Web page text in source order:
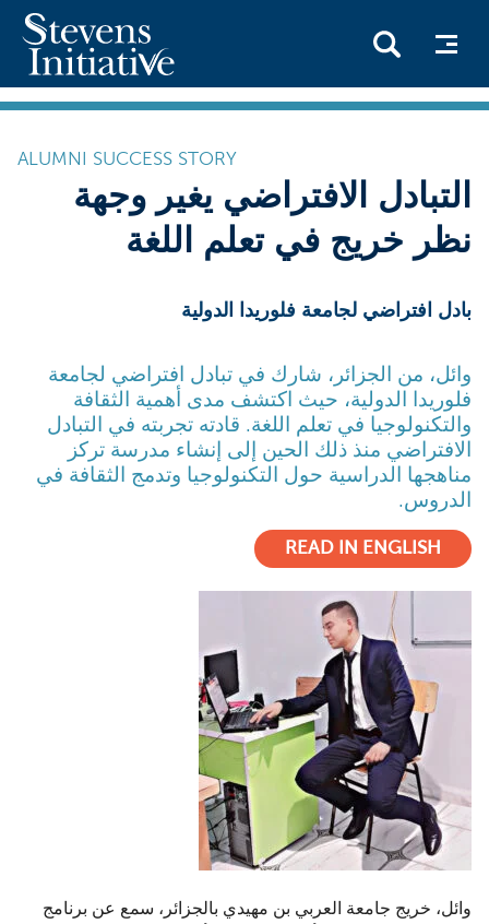
main
content
ALUMNI SUCCESS STORY
التبادل الافتراضي يغير وجهة
نظر خريج في تعلم اللغة
بادل افتراضي لجامعة فلوريدا الدولية
وائل، من الجزائر، شارك في تبادل افتراضي لجامعة
فلوريدا الدولية، حيث اكتشف مدى أهمية الثقافة
والتكنولوجيا في تعلم اللغة. قادته تجربته في التبادل
الافتراضي منذ ذلك الحين إلى إنشاء مدرسة تركز
مناهجها الدراسية حول التكنولوجيا وتدمج الثقافة في
الدروس.
READ IN ENGLISH
وائل، خريج جامعة العربي بن مهيدي بالجزائر، سمع عن برنامج